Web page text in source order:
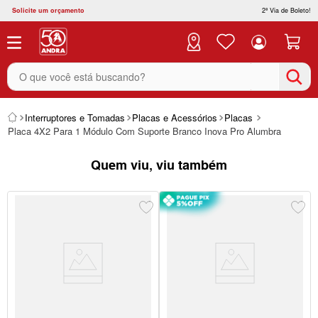
Solicite um orçamento 2ª Via de Boleto!
O que você está buscando?
Interruptores e Tomadas Placas e Acessórios
Placas
Placa 4X2 Para 1 Módulo Com Suporte Branco Inova Pro Alumbra
Quem viu, viu também